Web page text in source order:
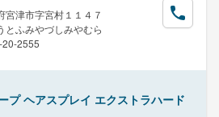
宮津市字宮村１１４７
とふみやづしみやむら
2555
プ ヘアスプレイ エクストラハード